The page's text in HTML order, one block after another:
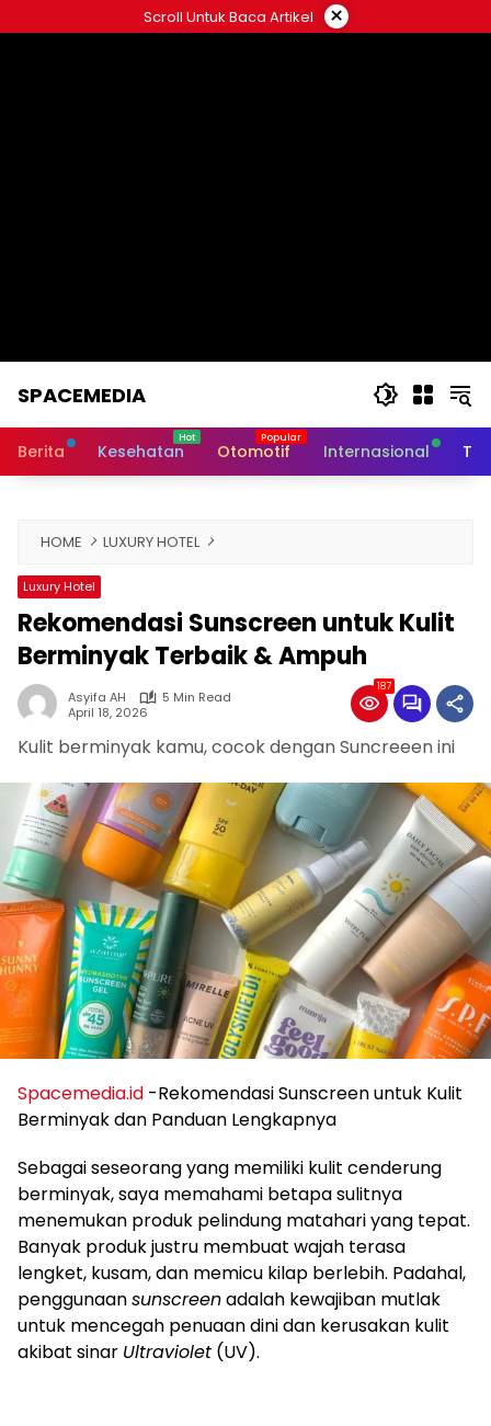
to
Scroll Untuk Baca Artikel ×
SPACEMEDIA
Berita Kesehatan Otomotif Internasional
HOME LUXURY HOTEL
Luxury Hotel
Rekomendasi Sunscreen untuk Kulit
Berminyak Terbaik & Ampuh
Asyifa AH
5 Min Read
April 18, 2026
187
Kulit berminyak kamu, cocok dengan Suncreeen ini
Spacemedia.id -Rekomendasi Sunscreen untuk Kulit
Berminyak dan Panduan Lengkapnya
Sebagai seseorang yang memiliki kulit cenderung
berminyak, saya memahami betapa sulitnya
menemukan produk pelindung matahari yang tepat.
Banyak produk justru membuat wajah terasa
lengket, kusam, dan memicu kilap berlebih. Padahal,
penggunaansunscreenadalah kewajiban mutlak
untuk mencegah penuaan dini dan kerusakan kulit
akibat sinar Ultraviolet (UV).